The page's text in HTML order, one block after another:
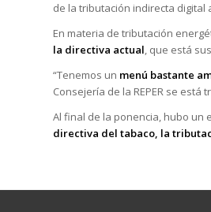
de la tributación indirecta digital
En materia de tributación
la directiva actual, que está
“Tenemos un menú bastante
Consejería de la REPER se está
Al final de la ponencia, hubo un
directiva del tabaco, la